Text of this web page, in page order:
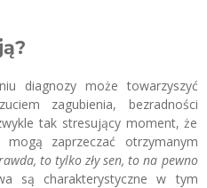
diagnozy może towarzyszyć
zagubienia, bezradności
tak stresujący moment, że
zaprzeczać otrzymanym
to tylko zły sen, to na pewno
są charakterystyczne w tym